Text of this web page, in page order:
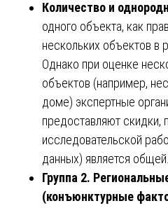
Количество и
одного объекта, как
нескольких объектов в
Однако при оценке
объектов (например,
доме) экспертные
предоставляют скидки,
исследовательской
данных) является общей.
Группа 2.
(конъюнктурные